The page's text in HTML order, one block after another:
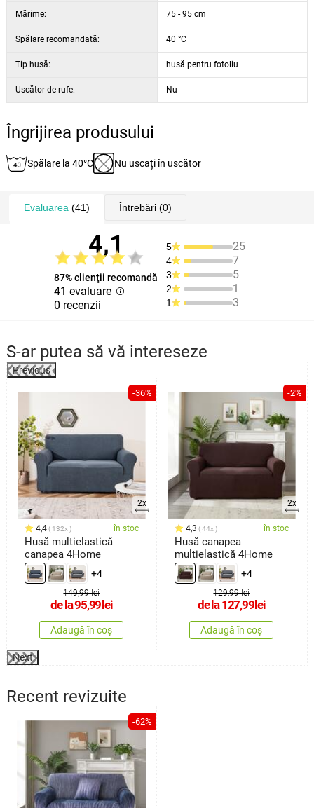
Mărime: 75 - 95 cm
Spălare recomandată: 40 °C
Tip husă: husă pentru fotoliu
Uscător de rufe: Nu
Îngrijirea produsului
Spălare la 40°C Nu uscați în uscător
Evaluarea (41) Întrebări(0)
4,1
87% clienţii recomandă
41 evaluare
0 recenzii
5 25
4 7
3 5
2 1
1 3
S-ar putea să vă intereseze
Previous
-36%
2x
4,4 132x în stoc
Husă multielastică
canapea 4Home
+4
149,99 lei
de la95,99lei
Adaugă în coș
-2%
2x
4,3 44x în stoc
Husă canapea
multielastică 4Home
+4
129,99 lei
de la127,99lei
Adaugă în coș
Next
Recent revizuite
-62%